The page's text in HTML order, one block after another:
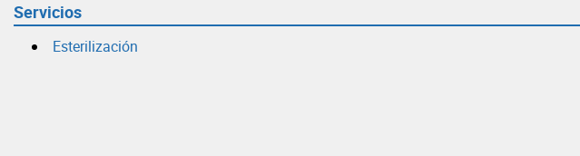
Servicios
Esterilización